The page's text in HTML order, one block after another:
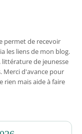
permet de recevoir
les liens de mon blog.
littérature de jeunesse
Merci d'avance pour
rien mais aide à faire